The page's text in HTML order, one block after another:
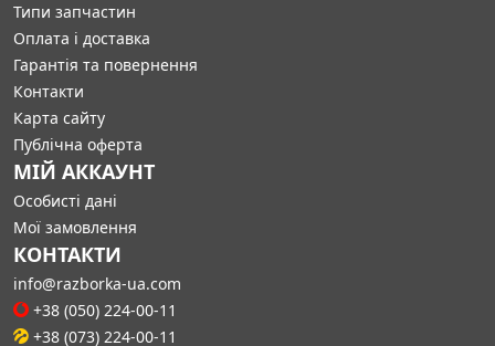
Типи запчастин
Оплата і доставка
Гарантія та повернення
Контакти
Карта сайту
Публічна оферта
МІЙ АККАУНТ
Особисті дані
Мої замовлення
КОНТАКТИ
info@razborka-ua.com
+38 (050) 224-00-11
+38 (073) 224-00-11